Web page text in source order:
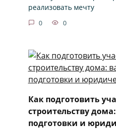
реализовать мечту
0 0
Как подготовить
строительству
подготовки и